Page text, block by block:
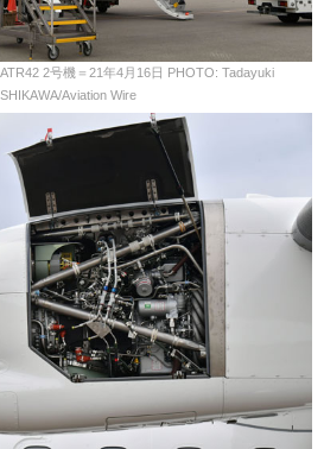
2号機＝21年4月16日 PHOTO: Tadayuki
Aviation Wire